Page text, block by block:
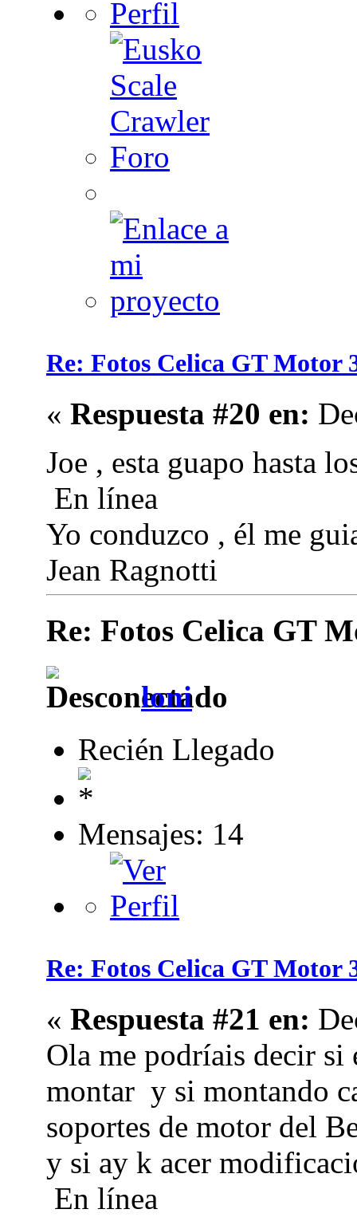
Re: Fotos Celica GT Motor
« Respuesta #20 en:
Joe , esta guapo hasta
En línea
Yo conduzco , él me
Jean Ragnotti
Re: Fotos Celica GT
loni
Recién Llegado
Mensajes: 14
Re: Fotos Celica GT Motor
« Respuesta #21 en:
Ola me podríais decir si
montar y si montando
soportes de motor del
y si ay k acer
En línea